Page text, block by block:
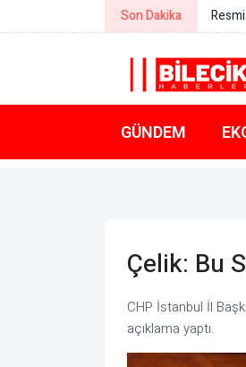
Son Dakika
GÜNDEM
Çelik: Bu
CHP İstanbul İl
açıklama yaptı.